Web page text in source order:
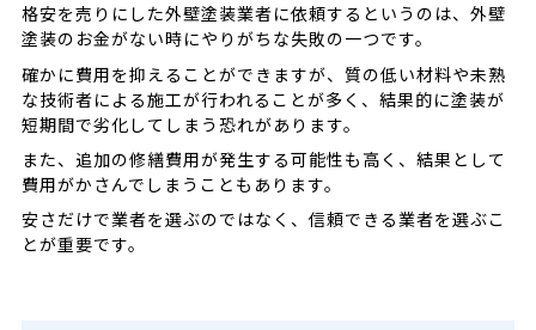
格安を売りにした外壁塗装業者に依頼するというのは、外壁
塗装のお金がない時にやりがちな失敗の一つです。
確かに費用を抑えることができますが、質の低い材料や未熟
な技術者による施工が行われることが多く、結果的に塗装が
短期間で劣化してしまう恐れがあります。
また、追加の修繕費用が発生する可能性も高く、結果として
費用がかさんでしまうこともあります。
安さだけで業者を選ぶのではなく、信頼できる業者を選ぶこ
とが重要です。